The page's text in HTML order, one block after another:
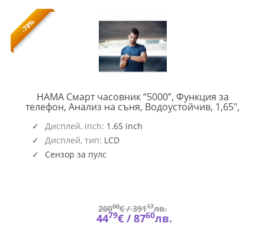
-78%
HAMA Смарт часовник “5000”, Функция за
телефон, Анализ на съня, Водоустойчив, 1,65",
HAMA-
Дисплей, inch: 1.65 inch
Дисплей, тип: LCD
Сензор за пулс
20000€ /39117лв.
4479€ /8760лв.